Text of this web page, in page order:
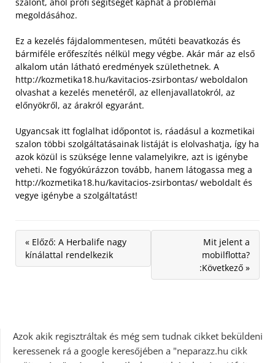
szalont, ahol profi segítséget kaphat a problémái
megoldásához.
Ez a kezelés fájdalommentesen, műtéti beavatkozás és
bármiféle erőfeszítés nélkül megy végbe. Akár már az első
alkalom után látható eredmények születhetnek. A
http://kozmetika18.hu/kavitacios-zsirbontas/ weboldalon
olvashat a kezelés menetéről, az ellenjavallatokról, az
előnyökről, az árakról egyaránt.
Ugyancsak itt foglalhat időpontot is, ráadásul a kozmetikai
szalon többi szolgáltatásainak listáját is elolvashatja, így ha
azok közül is szüksége lenne valamelyikre, azt is igénybe
veheti. Ne fogyókúrázzon tovább, hanem látogassa meg a
http://kozmetika18.hu/kavitacios-zsirbontas/ weboldalt és
vegye igénybe a szolgáltatást!
« Előző: A Herbalife nagy
kínálattal rendelkezik
Mit jelent a
mobilflotta?
:Következő »
Azok akik regisztráltak és még sem tudnak cikket beküldeni
keressenek rá a google keresőjében a "neparazz.hu cikk